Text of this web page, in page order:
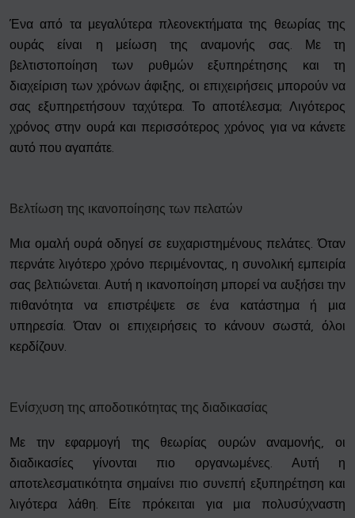
Ένα από τα μεγαλύτερα πλεονεκτήματα της θεωρίας της
ουράς είναι η μείωση της αναμονής σας. Με τη
βελτιστοποίηση των ρυθμών εξυπηρέτησης και τη
διαχείριση των χρόνων άφιξης, οι επιχειρήσεις μπορούν να
σας εξυπηρετήσουν ταχύτερα. Το αποτέλεσμα; Λιγότερος
χρόνος στην ουρά και περισσότερος χρόνος για να κάνετε
αυτό που αγαπάτε.
Βελτίωση της ικανοποίησης των πελατών
Μια ομαλή ουρά οδηγεί σε ευχαριστημένους πελάτες. Όταν
περνάτε λιγότερο χρόνο περιμένοντας, η συνολική εμπειρία
σας βελτιώνεται. Αυτή η ικανοποίηση μπορεί να αυξήσει την
πιθανότητα να επιστρέψετε σε ένα κατάστημα ή μια
υπηρεσία. Όταν οι επιχειρήσεις το κάνουν σωστά, όλοι
κερδίζουν.
Ενίσχυση της αποδοτικότητας της διαδικασίας
Με την εφαρμογή της θεωρίας ουρών αναμονής, οι
διαδικασίες γίνονται πιο οργανωμένες. Αυτή η
αποτελεσματικότητα σημαίνει πιο συνεπή εξυπηρέτηση και
λιγότερα λάθη. Είτε πρόκειται για μια πολυσύχναστη